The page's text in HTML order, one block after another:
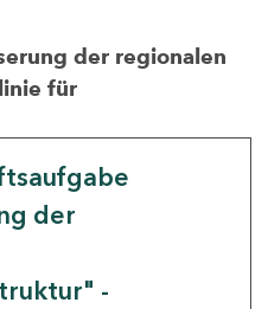
der regionalen
für
der
-